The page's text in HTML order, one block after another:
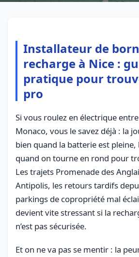
Installateur de
recharge à Nice :
pratique pour
pro
Si vous roulez en électrique
Monaco, vous le savez déjà : la
bien quand la batterie est
quand on tourne en rond pour
Les trajets Promenade des
Antipolis, les retours tardifs
parkings de copropriété mal
devient vite stressant si la
n’est pas sécurisée.
Et on ne va pas se mentir : la